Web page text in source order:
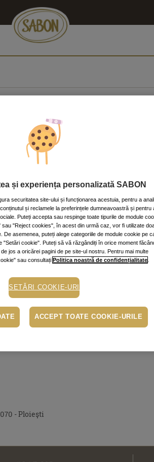
- Ploieşti
și experiența personalizată SABON
securitatea site-ului și funcționarea acestuia, pentru a
și reclamele la preferințele dumneavoastră și pentru
Puteți accepta sau respinge toate tipurile de module
"Reject cookies", în acest din urmă caz, vor fi utilizate
De asemenea, puteți alege categoriile de module cookie pe
"Setări cookie". Puteți să vă răzgândiți în orice moment
jos a oricărei pagini de pe site-ul nostru. Pentru mai multe
sau consultați Politica noastră de confidențialitate
SETĂRI COOKIE-URI
ACCEPT TOATE COOKIE-URILE